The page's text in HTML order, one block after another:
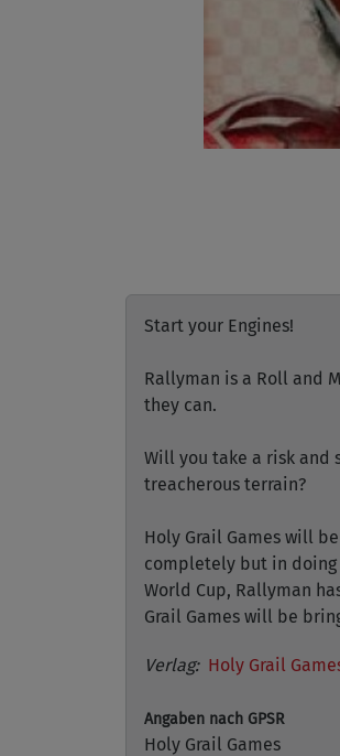
Start your Engines!
Rallyman is a Roll and
they can.
Will you take a risk and
treacherous terrain?
Holy Grail Games will
completely but in doing
World Cup, Rallyman
Grail Games will be
Verlag: Holy Grail
Angaben nach GPSR
Holy Grail Games